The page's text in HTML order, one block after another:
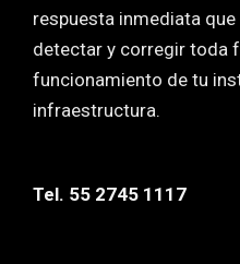
respuesta inmediata
detectar y corregir toda
funcionamiento de tu
infraestructura.
Tel. 55 2745 1117